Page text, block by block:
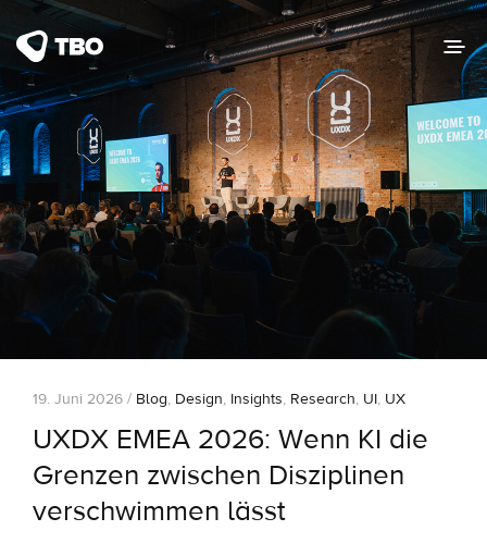
19. Juni 2026 / Blog, Design, Insights, Research, UI, UX
UXDX EMEA 2026: Wenn KI die
Grenzen zwischen Disziplinen
verschwimmen lässt